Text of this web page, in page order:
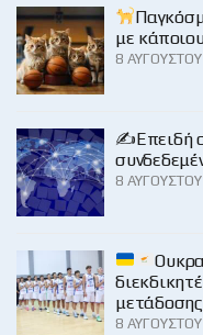
με
8
✍️Επειδή
8
8